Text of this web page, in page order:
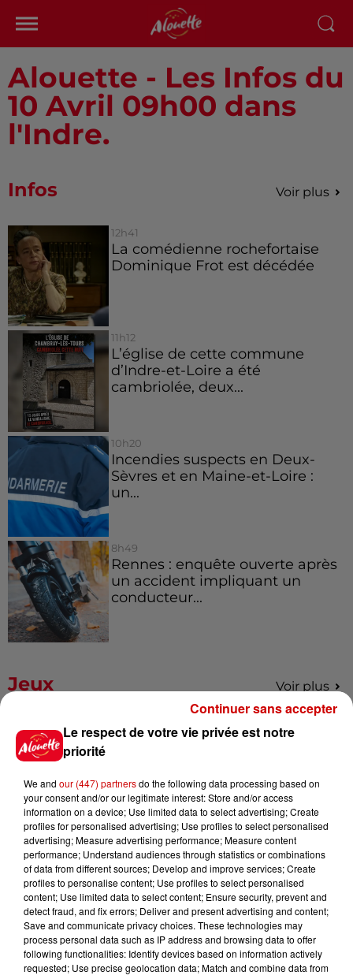
Alouette - Les Infos du
10 Avril 09h00 dans
l'Indre.
Infos Voir plus
12h41
La comédienne rochefortaise
Dominique Frot est décédée
11h12
L’église de cette commune
d’Indre-et-Loire a été
cambriolée, deux...
10h20
Incendies suspects en Deux-
Sèvres et en Maine-et-Loire :
un...
8h49
Rennes : enquête ouverte après
un accident impliquant un
conducteur...
Jeux Voir plus
Gagnez vos places pour le
festival Marché Gourmand 2026
Le Duel - Gagnez vos entrées
pour l'un des zoos de nos
régions !
Destination Vacances - Gagnez
votre séjour en famille au cœur
de la...
Le respect de votre vie privée est notre
priorité
We and our (447) partnersdo the following data processing based on
your consent and/or our legitimate interest: Store and/or access
information on a device; Use limited data to select advertising; Create
profiles for personalised advertising; Use profiles to select personalised
advertising; Measure advertising performance; Measure content
performance; Understand audiences through statistics or combinations
of data from different sources; Develop and improve services; Create
profiles to personalise content; Use profiles to select personalised
content; Use limited data to select content; Ensure security, prevent and
detect fraud, and fix errors; Deliver and present advertising and content;
Save and communicate privacy choices. These technologies may
process personal data such as IP address and browsing data to offer
following functionalities: Identify devices based on information actively
requested; Use precise geolocation data; Match and combine data from
Continuer sans accepter